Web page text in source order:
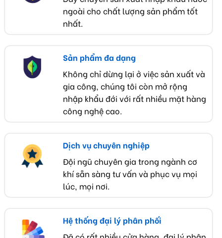
Dây chuyền sản xuất nhập khẩu nước
ngoài cho chất lượng sản phẩm tốt
nhất.
Sản phẩm đa dạng
Không chỉ dừng lại ở việc sản xuất và
gia công, chúng tôi còn mở rộng
nhập khẩu đới với rất nhiều mặt hàng
công nghệ cao.
Dịch vụ chuyên nghiệp
Đội ngũ chuyên gia trong ngành cơ
khí sẵn sàng tư vấn và phục vụ mọi
lúc, mọi nơi.
Hệ thống đại lý phân phối